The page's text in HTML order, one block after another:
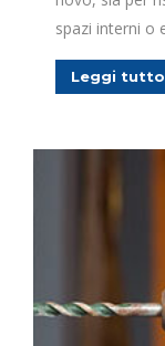
spazi interni o
Leggi tutto